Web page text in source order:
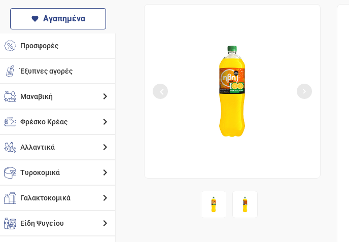
Αγαπημένα
Προσφορές
Έξυπνες αγορές
Μαναβική
Φρέσκο Κρέας
Αλλαντικά
Τυροκομικά
Γαλακτοκομικά
Είδη Ψυγείου